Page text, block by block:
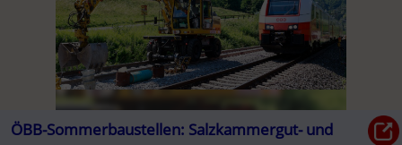
ÖBB-Sommerbaustellen: Salzkammergut- und